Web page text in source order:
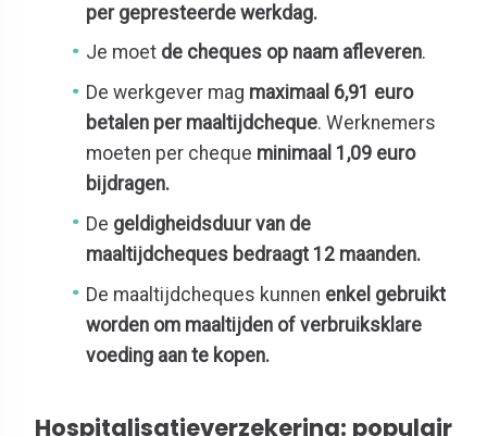
per gepresteerde werkdag.
Je moet de cheques op naam afleveren.
De werkgever mag maximaal 6,91 euro
betalen per maaltijdcheque. Werknemers
moeten per cheque minimaal 1,09 euro
bijdragen.
De geldigheidsduur van de
maaltijdcheques bedraagt 12 maanden.
De maaltijdcheques kunnen enkel gebruikt
worden om maaltijden of verbruiksklare
voeding aan te kopen.
Hospitalisatieverzekering: populair